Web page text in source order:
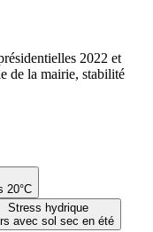
20°C
Stress hydrique
avec sol sec en été
2022 et
de la mairie, stabilité